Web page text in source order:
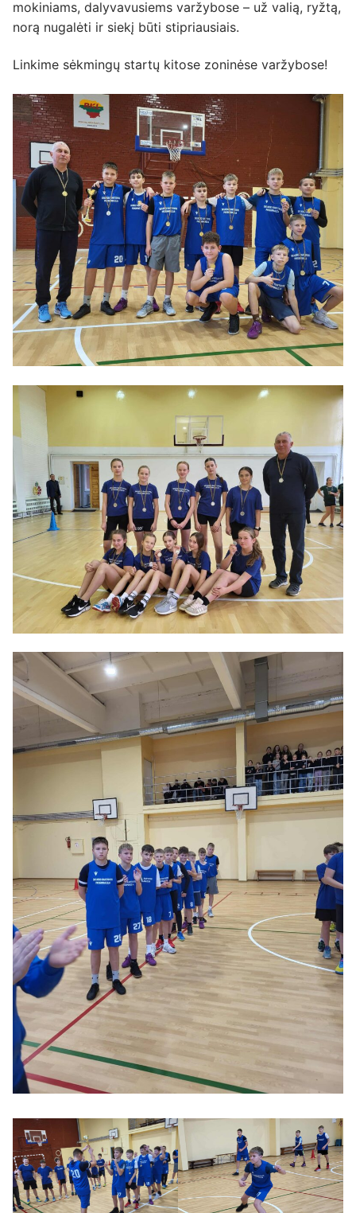
mokiniams, dalyvavusiems varžybose – už valią, ryžtą,
norą nugalėti ir siekį būti stipriausiais.
Linkime sėkmingų startų kitose zoninėse varžybose!